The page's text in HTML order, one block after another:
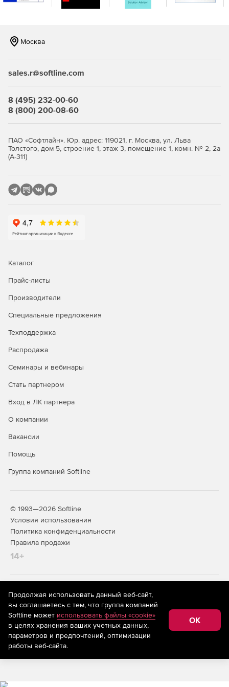
Возможна репликация и распределение копий между
защита от вирусов‑шифровальщиков на базе ИИ,
протокол BSP), парольная защита резервных копий и
Эффективное использование ресурсов и снижение
сеть и хранилища. Гибкие фильтры позволяют
исключать ненужные данные на уровне дисков, папок
эффективность.
универсальное восстановление на «голое железо»
или оборудование, отличное от оригинального,
отдельных объектов, а также автоматическое
Доступна уникальная технология восстановления
Централизованное управление и автоматизация.
администрирования (включая выделенную роль ИБ),
интеграция с отечественными и зарубежными
службами каталогов. Для специализированных задач
ИБ.Панель мониторинга, автоматизированная
генерация отчетов в разных форматах, детальный
данных. Поддержка SMTP‑оповещений, передача
с внешними системами мониторинга.
агентов, автономная работа агентов без связи с
сервером, кластеризация сервера управления и
поддержка кластерных конфигураций СУБД.
Соответствие регуляторным
Сертификация ФСТЭК России.
Сертификация ОАЦ Республики Беларусь.
Москва
sales.r@softline.com
8 (495) 232-00-60
8 (800) 200-08-60
ПАО «Софтлайн». Юр. адрес: 119021, г. Москва, ул. Льва
Толстого, дом 5, строение 1, этаж 3, помещение 1, комн. № 2, 2а
(А-311)
Каталог
Прайс-листы
Производители
Специальные предложения
Техподдержка
Распродажа
Семинары и вебинары
Стать партнером
Вход в ЛК партнера
О компании
Вакансии
Помощь
Группа компаний Softline
© 1993—2026 Softline
Условия использования
Политика конфиденциальности
Правила продажи
14+
На информационном ресурсе store.softline.ru применяются
рекомендательные технологии
(информационные технологии
предоставления информации на основе сбора,
систематизации и анализа сведений, относящихся к
предпочтениям пользователей сети «Интернет»,
находящихся на территории Российской Федерации)
Продолжая использовать данный веб-сайт,
вы соглашаетесь с тем, что группа компаний
Softline может использовать файлы «cookie»
в целях хранения ваших учетных данных,
параметров и предпочтений, оптимизации
работы веб-сайта.
OK